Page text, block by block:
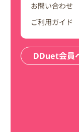
お問い合わせ
ご利用ガイド
DDuet会員